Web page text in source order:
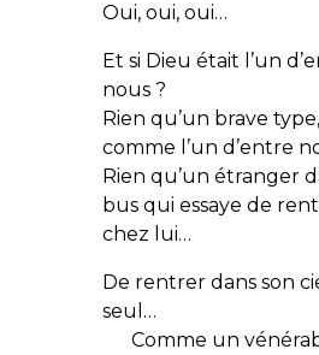
Oui, oui, oui…
Et si Dieu était l’un
nous ?
Rien qu’un brave type,
comme l’un d’entre
Rien qu’un étranger
bus qui essaye de
chez lui…
De rentrer dans son
seul…
Comme un